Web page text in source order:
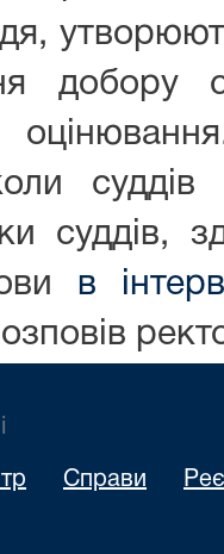
добору
суддів,
в
Справи